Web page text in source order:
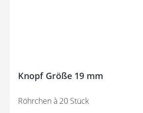
Knopf Größe 19 mm
Röhrchen à 20 Stück